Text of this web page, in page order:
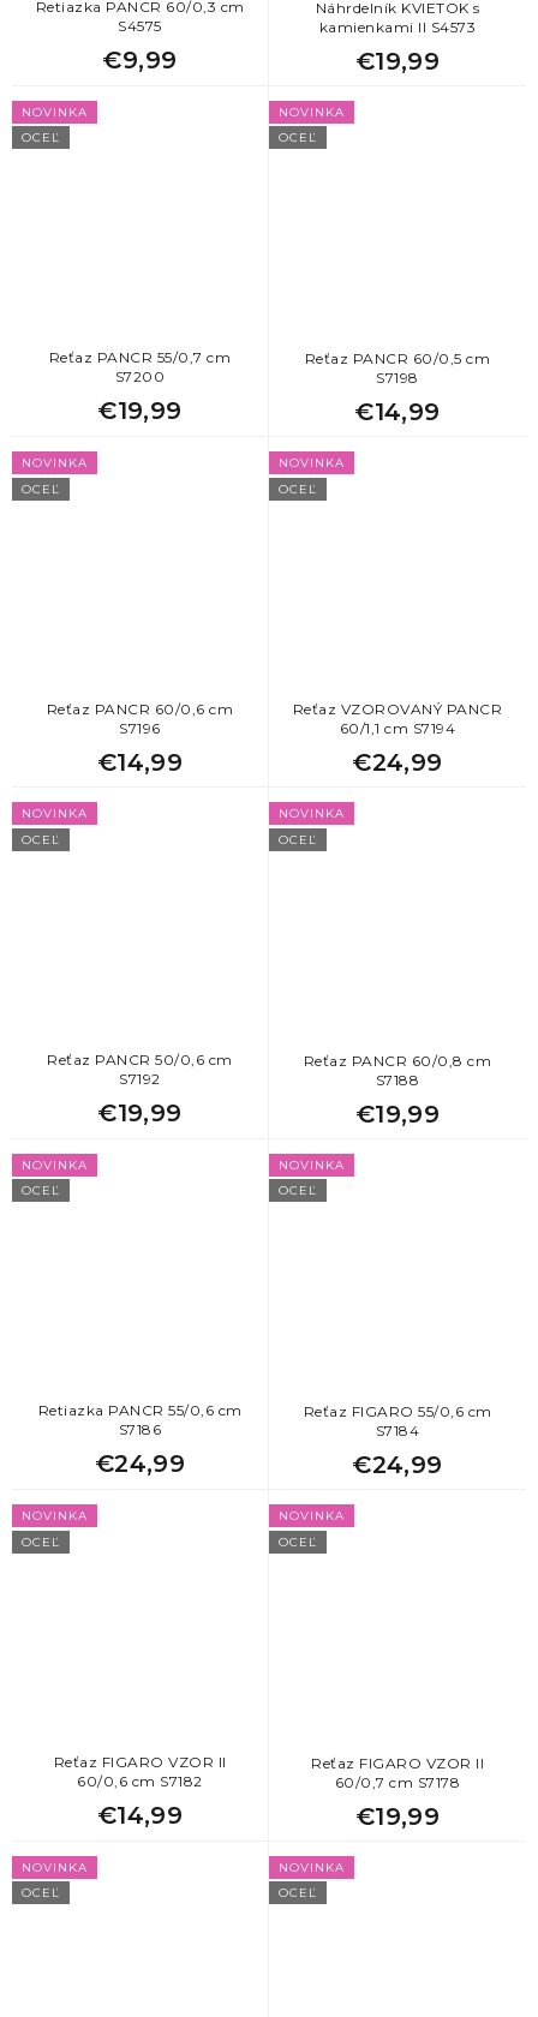
štvorlístok 2
vločky
Retiazka PANCR 60/0,3 cm
S4575
€9,99
Náhrdelník KVIETOK s
kamienkami II S4573
€19,99
NOVINKA
OCEĽ
Reťaz PANCR 55/0,7 cm
S7200
€19,99
NOVINKA
OCEĽ
Reťaz PANCR 60/0,5 cm
S7198
€14,99
NOVINKA
OCEĽ
Reťaz PANCR 60/0,6 cm
S7196
€14,99
NOVINKA
OCEĽ
Reťaz VZOROVANÝ PANCR
60/1,1 cm S7194
€24,99
NOVINKA
OCEĽ
Reťaz PANCR 50/0,6 cm
S7192
€19,99
NOVINKA
OCEĽ
Reťaz PANCR 60/0,8 cm
S7188
€19,99
NOVINKA
OCEĽ
Retiazka PANCR 55/0,6 cm
S7186
€24,99
NOVINKA
OCEĽ
Reťaz FIGARO 55/0,6 cm
S7184
€24,99
NOVINKA
OCEĽ
Reťaz FIGARO VZOR II
60/0,6 cm S7182
€14,99
NOVINKA
OCEĽ
Reťaz FIGARO VZOR II
60/0,7 cm S7178
€19,99
NOVINKA
OCEĽ
NOVINKA
OCEĽ